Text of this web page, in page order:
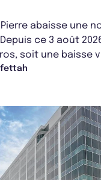
Pierre abaisse une
ce 3 août
soit une baisse